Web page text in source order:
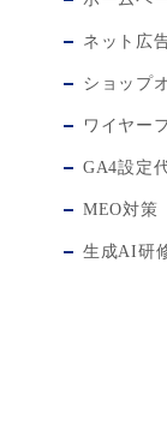
ネット広
ショップ
ワイヤー
GA4設定
MEO対策
生成AI研